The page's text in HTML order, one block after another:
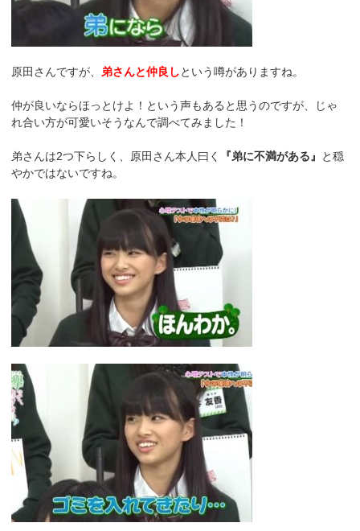
原田さんですが、 弟さんと仲良しという噂がありますね。
仲が良いならほっとけよ！という声もあると思うのですが、じゃ
れ合い方が可愛いそうなんで調べてみました！
弟さんは2つ下らしく、原田さん本人曰く 『弟に不満がある』 と穏
やかではないですね。